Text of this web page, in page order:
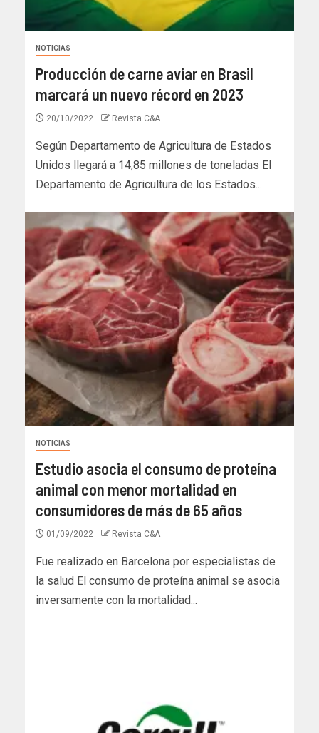
NOTICIAS
Producción de carne aviar en Brasil
marcará un nuevo récord en 2023
20/10/2022 Revista C&A
Según Departamento de Agricultura de Estados
Unidos llegará a 14,85 millones de toneladas El
Departamento de Agricultura de los Estados...
NOTICIAS
Estudio asocia el consumo de proteína
animal con menor mortalidad en
consumidores de más de 65 años
01/09/2022 Revista C&A
Fue realizado en Barcelona por especialistas de
la salud El consumo de proteína animal se asocia
inversamente con la mortalidad...